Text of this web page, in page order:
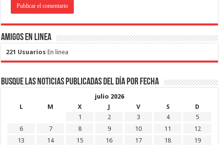
Amigos en Linea
221 Usuarios En linea
Busque las noticias publicadas del día por fecha
julio 2026
L
M X J V S
D
1
2 3 4
5
6
7 8 9 10 11
12
13
14 15 16 17 18
19